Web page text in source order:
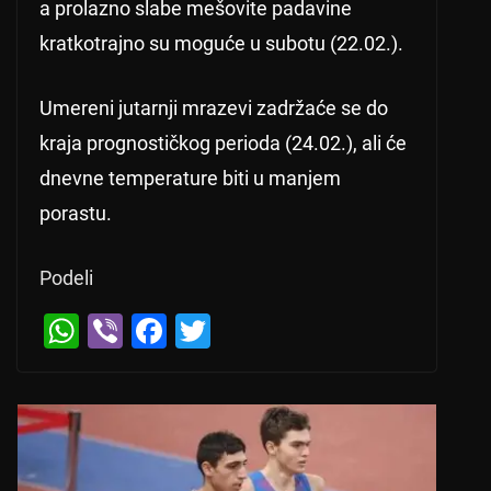
a prolazno slabe mešovite padavine
kratkotrajno su moguće u subotu (22.02.).
Umereni jutarnji mrazevi zadržaće se do
kraja prognostičkog perioda (24.02.), ali će
dnevne temperature biti u manjem
porastu.
Podeli
W
at
s
Vi
er
F
c
b
tt
er